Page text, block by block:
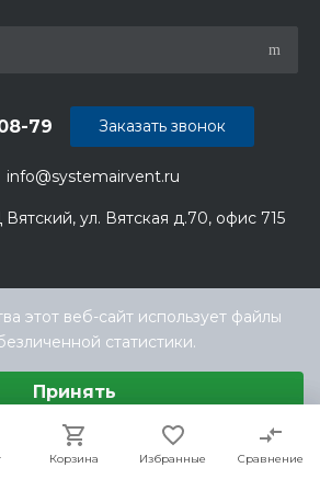
Корзина Избранные Сравнение
Корзина Избранные Сравнение
info@systemairvent.ru
79
ул. Вятская д.70, офис 715
Заказать звонок
ИНЖИНИРИНГ», официальный
(Системэйр) в РФ
этот веб-сайт использует файлы
статистики.
Принять
Настроить